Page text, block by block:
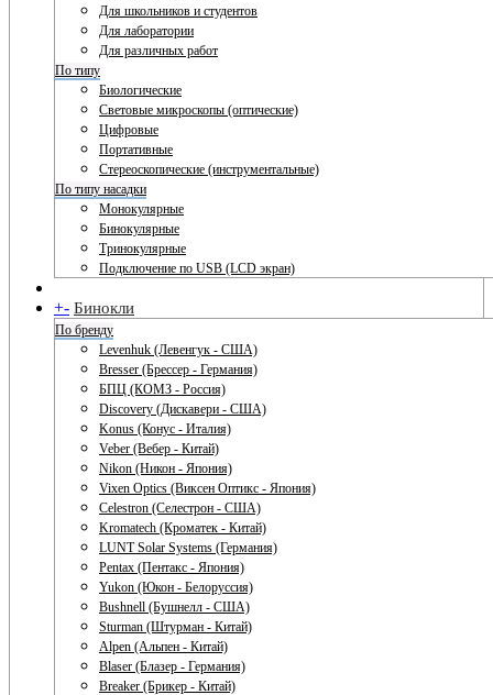
Для школьников и студентов
Для лаборатории
Для различных работ
По типу
Биологические
Световые микроскопы (оптические)
Цифровые
Портативные
Стереоскопические (инструментальные)
По типу насадки
Монокулярные
Бинокулярные
Тринокулярные
Подключение по USB (LCD экран)
+- Бинокли
По бренду
Levenhuk (Левенгук - США)
Bresser (Брессер - Германия)
БПЦ (КОМЗ - Россия)
Discovery (Дискавери - США)
Konus (Конус - Италия)
Veber (Вебер - Китай)
Nikon (Никон - Япония)
Vixen Optics (Виксен Оптикс - Япония)
Celestron (Селестрон - США)
Kromatech (Кроматек - Китай)
LUNT Solar Systems (Германия)
Pentax (Пентакс - Япония)
Yukon (Юкон - Белоруссия)
Bushnell (Бушнелл - США)
Sturman (Штурман - Китай)
Alpen (Альпен - Китай)
Blaser (Блазер - Германия)
Breaker (Брикер - Китай)